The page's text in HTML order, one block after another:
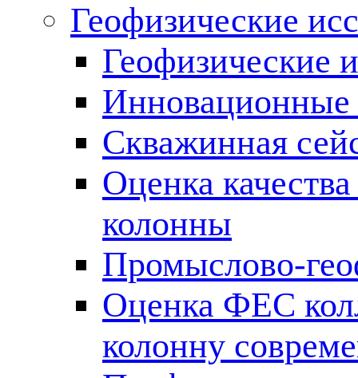
Геофизические
Геофизические
Инновационные
Скважинная
Оценка
колонны
Промыслово-
Оценка ФЕС
колонну